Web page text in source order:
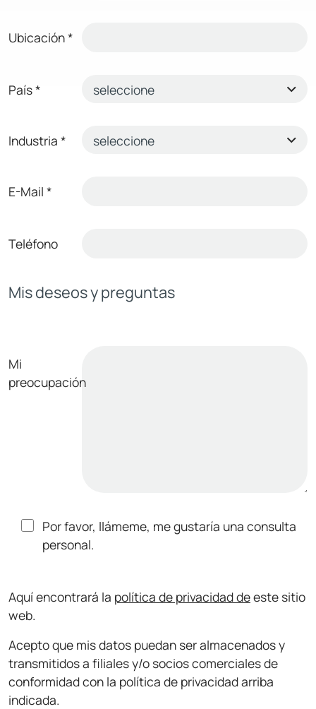
Ubicación*
País*
Industria *
E-Mail *
Teléfono
Mis deseos y preguntas
Mi
preocupación
Por favor, llámeme, me gustaría una consulta
personal.
Aquí encontrará la política de privacidad deeste sitio
web.
Acepto que mis datos puedan ser almacenados y
transmitidos a filiales y/o socios comerciales de
conformidad con la política de privacidad arriba
indicada.